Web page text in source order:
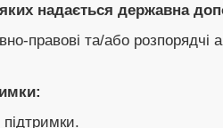
надається державна
правові та/або розпорядчі